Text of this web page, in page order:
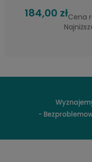
230,00 zł
-